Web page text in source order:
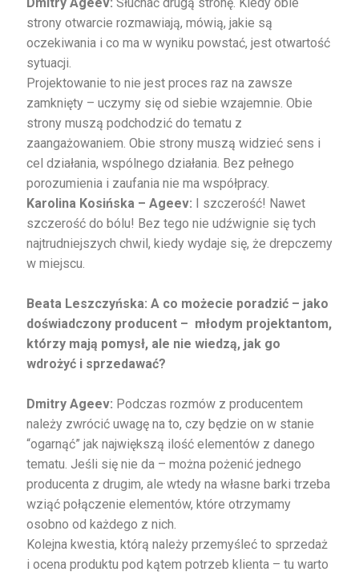
Dmitry Ageev: Słuchać drugą stronę. Kiedy obie
strony otwarcie rozmawiają, mówią, jakie są
oczekiwania i co ma w wyniku powstać, jest otwartość
sytuacji.
Projektowanie to nie jest proces raz na zawsze
zamknięty – uczymy się od siebie wzajemnie. Obie
strony muszą podchodzić do tematu z
zaangażowaniem. Obie strony muszą widzieć sens i
cel działania, wspólnego działania. Bez pełnego
porozumienia i zaufania nie ma współpracy.
Karolina Kosińska – Ageev:
I szczerość! Nawet
szczerość do bólu! Bez tego nie udźwignie się tych
najtrudniejszych chwil, kiedy wydaje się, że drepczemy
w miejscu.
Beata Leszczyńska: A co możecie poradzić – jako
doświadczony producent – młodym projektantom,
którzy mają pomysł, ale nie wiedzą, jak go
wdrożyć i sprzedawać?
Dmitry Ageev: Podczas rozmów z producentem
należy zwrócić uwagę na to, czy będzie on w stanie
“ogarnąć” jak największą ilość elementów z danego
tematu. Jeśli się nie da – można pożenić jednego
producenta z drugim, ale wtedy na własne barki trzeba
wziąć połączenie elementów, które otrzymamy
osobno od każdego z nich.
Kolejna kwestia, którą należy przemyśleć to sprzedaż
i ocena produktu pod kątem potrzeb klienta – tu warto